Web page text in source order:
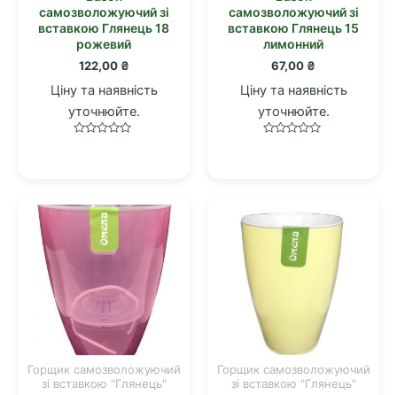
самозволожуючий зі
вставкою Глянець 18
рожевий
122,00 ₴
Ціну та наявність
уточнюйте.
самозволожуючий зі
вставкою Глянець 15
лимонний
67,00 ₴
Ціну та наявність
уточнюйте.
Горщик самозволожуючий
зі вставкою "Глянець"
Горщик самозволожуючий
зі вставкою "Глянець"